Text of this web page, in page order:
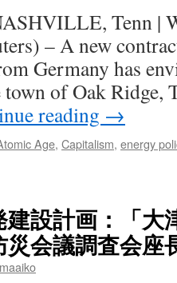
Tenn |
– A new
Germany has
of Oak Ridge,
reading →
Age, Capitalism, energy
設計画：「大
災会議調査会